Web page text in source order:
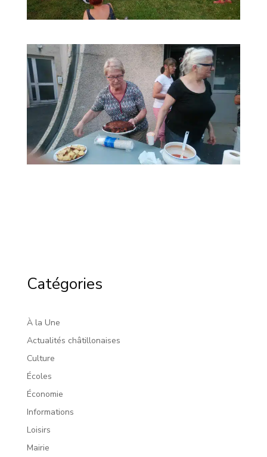
Catégories
À la Une
Actualités châtillonaises
Culture
Écoles
Économie
Informations
Loisirs
Mairie